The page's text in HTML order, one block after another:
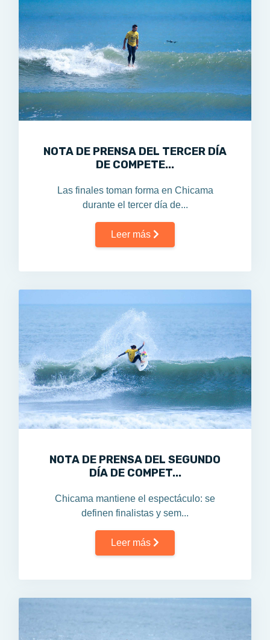
NOTA DE PRENSA DEL TERCER DÍA
DE COMPETE...
Las finales toman forma en Chicama
durante el tercer día de...
Leer más
NOTA DE PRENSA DEL SEGUNDO
DÍA DE COMPET...
Chicama mantiene el espectáculo: se
definen finalistas y sem...
Leer más